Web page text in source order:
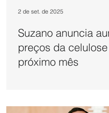
Suzano anuncia
preços da celulose
próximo mês
2 de set. de 2025